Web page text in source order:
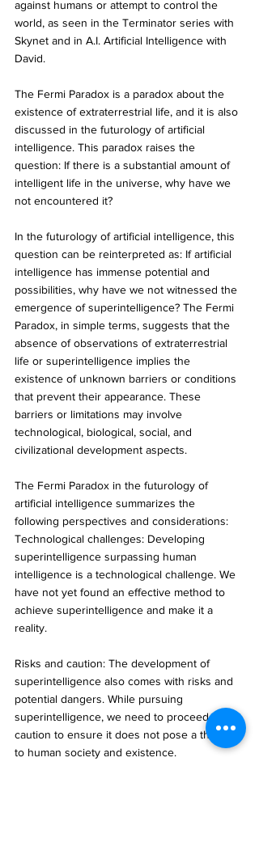
against humans or attempt to control the
world, as seen in the Terminator series with
Skynet and in A.I. Artificial Intelligence with
David.
The Fermi Paradox is a paradox about the
existence of extraterrestrial life, and it is also
discussed in the futurology of artificial
intelligence. This paradox raises the
question: If there is a substantial amount of
intelligent life in the universe, why have we
not encountered it?
In the futurology of artificial intelligence, this
question can be reinterpreted as: If artificial
intelligence has immense potential and
possibilities, why have we not witnessed the
emergence of superintelligence? The Fermi
Paradox, in simple terms, suggests that the
absence of observations of extraterrestrial
life or superintelligence implies the
existence of unknown barriers or conditions
that prevent their appearance. These
barriers or limitations may involve
technological, biological, social, and
civilizational development aspects.
The Fermi Paradox in the futurology of
artificial intelligence summarizes the
following perspectives and considerations:
Technological challenges: Developing
superintelligence surpassing human
intelligence is a technological challenge. We
have not yet found an effective method to
achieve superintelligence and make it a
reality.
Risks and caution: The development of
superintelligence also comes with risks and
potential dangers. While pursuing
superintelligence, we need to proceed with
caution to ensure it does not pose a threat
to human society and existence.